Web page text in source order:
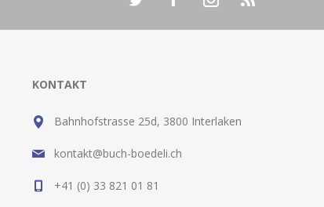
KONTAKT
Bahnhofstrasse 25d, 3800 Interlaken
kontakt@buch-boedeli.ch
+41 (0) 33 821 01 81